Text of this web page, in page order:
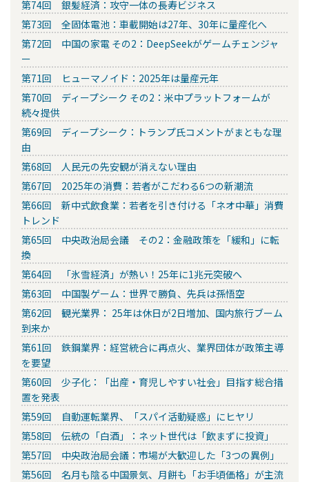
第74回 銀髪経済：攻守一体の長寿ビジネス
第73回 全固体電池：車載開始は27年、30年に量産化へ
第72回 中国の家電 その2：DeepSeekがゲームチェンジャ
ー
第71回 ヒューマノイド：2025年は量産元年
第70回 ディープシーク その2：米中プラットフォームが
続々提供
第69回 ディープシーク：トランプ氏コメントがまともな理
由
第68回 人民元の先安観が消えない理由
第67回 2025年の消費：若者がこだわる6つの新潮流
第66回 新中式飲食業：若者を引き付ける「ネオ中華」消費
トレンド
第65回 中央政治局会議 その2：金融政策を「緩和」に転
換
第64回 「氷雪経済」が熱い！25年に1兆元突破へ
第63回 中国製ゲーム：世界で勝負、先兵は孫悟空
第62回 観光業界： 25年は休日が2日増加、国内旅行ブーム
到来か
第61回 鉄鋼業界：経営統合に再点火、業界団体が政策主導
を要望
第60回 少子化：「出産・育児しやすい社会」目指す総合措
置を発表
第59回 自動運転業界、「スパイ活動疑惑」にヒヤリ
第58回 伝統の「白酒」：ネット世代は「飲まずに投資」
第57回 中央政治局会議：市場が大歓迎した「3つの異例」
第56回 名月も陰る中国景気、月餅も「お手頃価格」が主流